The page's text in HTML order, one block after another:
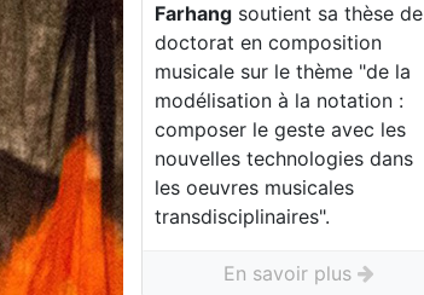
Farhang soutient sa thèse de
doctorat en composition
musicale sur le thème "de la
modélisation à la notation :
composer le geste avec les
nouvelles technologies dans
les oeuvres musicales
transdisciplinaires".
En savoir plus